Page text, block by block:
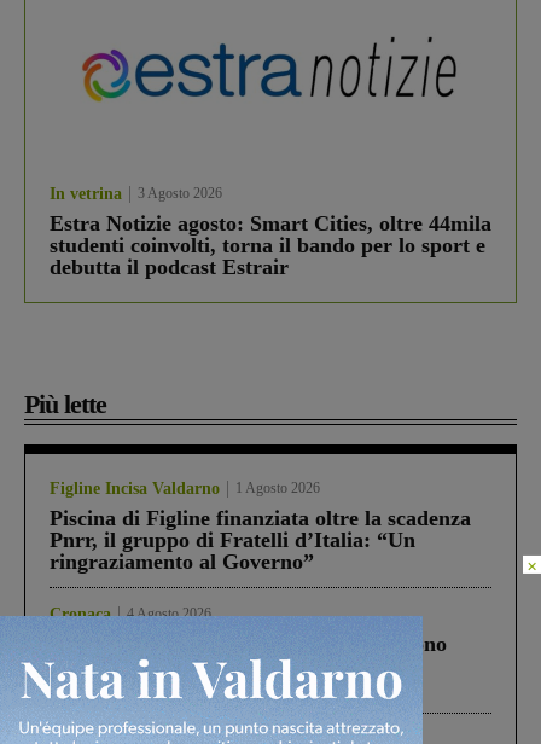
In vetrina 3 Agosto 2026
Estra Notizie agosto: Smart Cities, oltre 44mila
studenti coinvolti, torna il bando per lo sport e
debutta il podcast Estrair
Più lette
Figline Incisa Valdarno 1 Agosto 2026
Piscina di Figline finanziata oltre la scadenza
Pnrr, il gruppo di Fratelli d’Italia: “Un
ringraziamento al Governo”
Cronaca 4 Agosto 2026
Un anno fa la strage in A1 in cui morirono
Gianni, Giulia e Franco. Lo schianto, il
processo, lo stop ai sorpassi fra tir....
Cronaca 3 Agosto 2026
×